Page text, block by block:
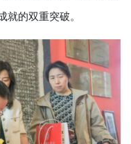
的双重突破。